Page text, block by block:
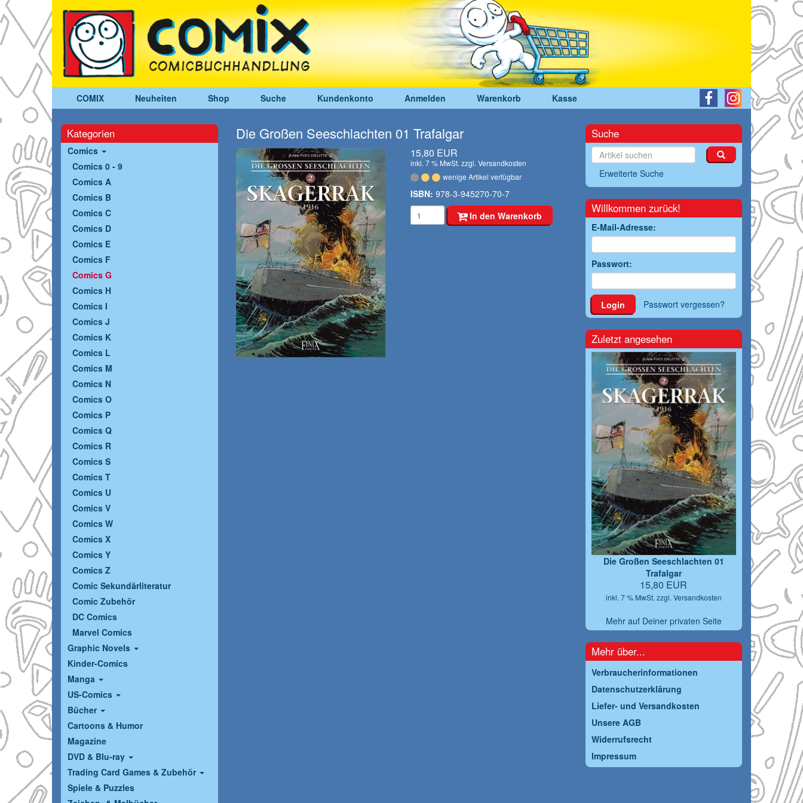
COMIX Neuheiten Shop Suche Kundenkonto Anmelden Warenkorb Kasse
Kategorien
Comics
Comics 0 - 9
Comics A
Comics B
Comics C
Comics D
Comics E
Comics F
Comics G
Comics H
Comics I
Comics J
Comics K
Comics L
Comics M
Comics N
Comics O
Comics P
Comics Q
Comics R
Comics S
Comics T
Comics U
Comics V
Comics W
Comics X
Comics Y
Comics Z
Comic Sekundärliteratur
Comic Zubehör
DC Comics
Marvel Comics
Graphic Novels
Kinder-Comics
Manga
US-Comics
Bücher
Cartoons & Humor
Magazine
DVD & Blu-ray
Trading Card Games & Zubehör
Spiele & Puzzles
Die Großen Seeschlachten 01 Trafalgar
15,80 EUR
inkl. 7 % MwSt. zzgl. Versandkosten
wenige Artikel verfügbar
ISBN: 978-3-945270-70-7
In den Warenkorb
Suche
Erweiterte Suche
Willkommen zurück!
E-Mail-Adresse:
Passwort:
Login Passwort vergessen?
Zuletzt angesehen
Die Großen Seeschlachten 01
Trafalgar
15,80 EUR
inkl. 7 % MwSt. zzgl. Versandkosten
Mehr auf Deiner privaten Seite
Mehr über...
Verbraucherinformationen
Datenschutzerklärung
Liefer- und Versandkosten
Unsere AGB
Widerrufsrecht
Impressum